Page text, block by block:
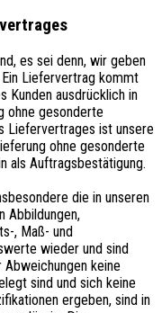
es sei denn, wir geben
Liefervertrag kommt
Kunden ausdrücklich in
ohne gesonderte
Liefervertrages ist unsere
ohne gesonderte
als Auftragsbestätigung.
die in unseren
Abbildungen,
, Maß- und
wieder und sind
keine
sind und sich keine
ergeben, sind in